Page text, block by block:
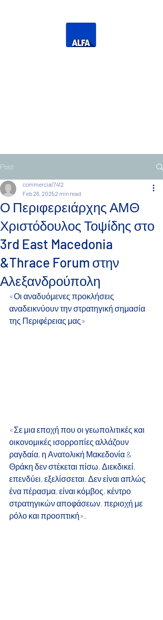
Post
Ο Περιφερειάρχης ΑΜΘ
Χριστόδουλος Τοψίδης στο
3rd East Macedonia
&Thrace Forum στην
Αλεξανδρούπολη
commercial7412
Feb 26, 20252 min read
«Οι αναδυόμενες προκλήσεις
αναδεικνύουν την στρατηγική σημασία
της Περιφέρειας μας»
«Σε μια εποχή που οι γεωπολιτικές και
οικονομικές ισορροπίες αλλάζουν
ραγδαία, η Ανατολική Μακεδονία &
Θράκη δεν στέκεται πίσω. Διεκδικεί,
επενδύει, εξελίσσεται. Δεν είναι απλώς
ένα πέρασμα, είναι κόμβος, κέντρο
στρατηγικών αποφάσεων, περιοχή με
ρόλο και προοπτική».